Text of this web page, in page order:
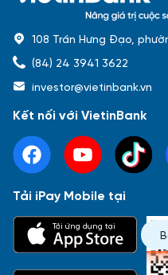
Báo cáo tài chính
Công bố thông tin
108 Trần Hưng Đạo,
(84) 24 3941 3622
investor@vietinbank.vn
Kết nối với VietinBank
Tải iPay Mobile tại
Tải ứng dụng tại